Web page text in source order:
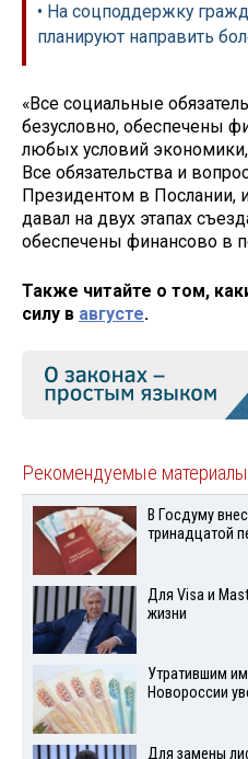
• На соцподдержку
планируют направить
«Все социальные
безусловно, обеспечены
любых условий
Все обязательства и
Президентом в Послании,
давал на двух этапах
обеспечены финансово в
Также читайте о том,
силу в августе.
Рекомендуемые материалы
В Госдуму
тринадцатой
Для Visа и
жизни
Утратившим
Новороссии
Для замены